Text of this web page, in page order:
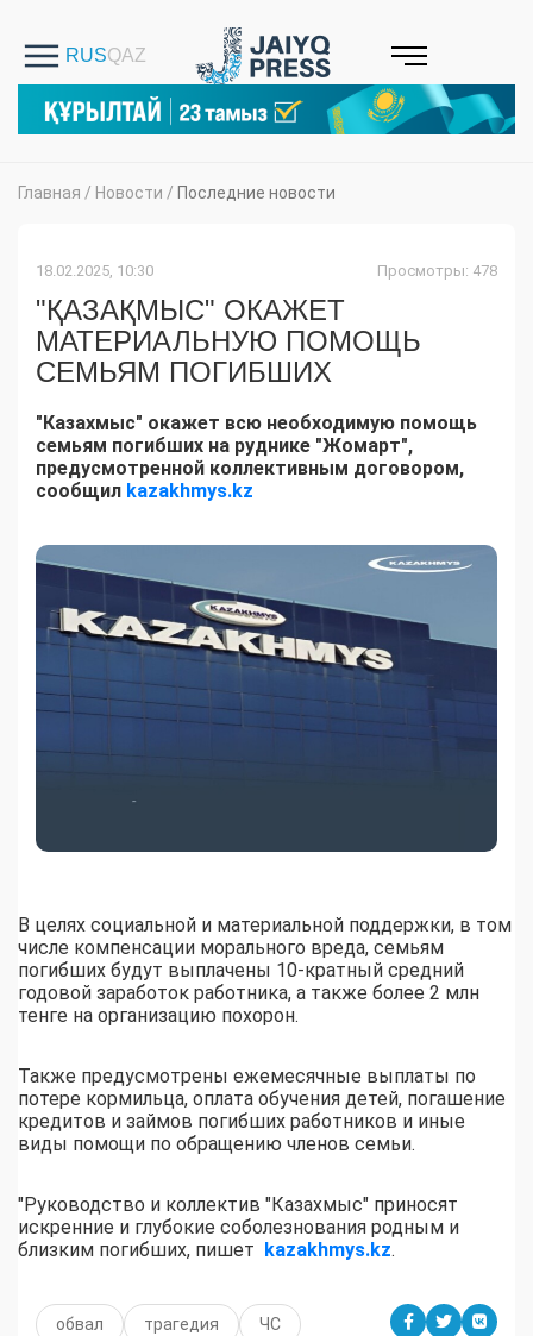
Главная / Новости / Последние новости
18.02.2025, 10:30 Просмотры: 478
"ҚАЗАҚМЫС" ОКАЖЕТ
МАТЕРИАЛЬНУЮ ПОМОЩЬ
СЕМЬЯМ ПОГИБШИХ
"Казахмыс" окажет всю необходимую помощь
семьям погибших на руднике "Жомарт",
предусмотренной коллективным договором,
сообщил kazakhmys.kz
В целях социальной и материальной поддержки, в том
числе компенсации морального вреда, семьям
погибших будут выплачены 10-кратный средний
годовой заработок работника, а также более 2 млн
тенге на организацию похорон.
Также предусмотрены ежемесячные выплаты по
потере кормильца, оплата обучения детей, погашение
кредитов и займов погибших работников и иные
виды помощи по обращению членов семьи.
"Руководство и коллектив "Казахмыс" приносят
искренние и глубокие соболезнования родным и
близким погибших, пишет
kazakhmys.kz.
обвал трагедия ЧС